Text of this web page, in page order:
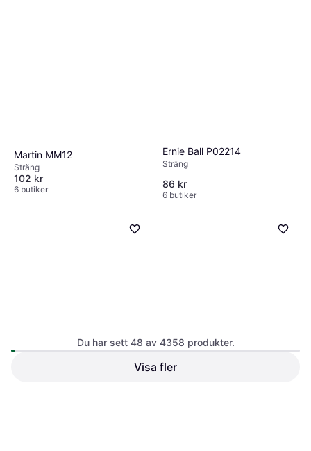
Martin MM12
Sträng
102 kr
6 butiker
Ernie Ball P02214
Sträng
86 kr
6 butiker
Du har sett 48 av 4358 produkter.
Visa fler